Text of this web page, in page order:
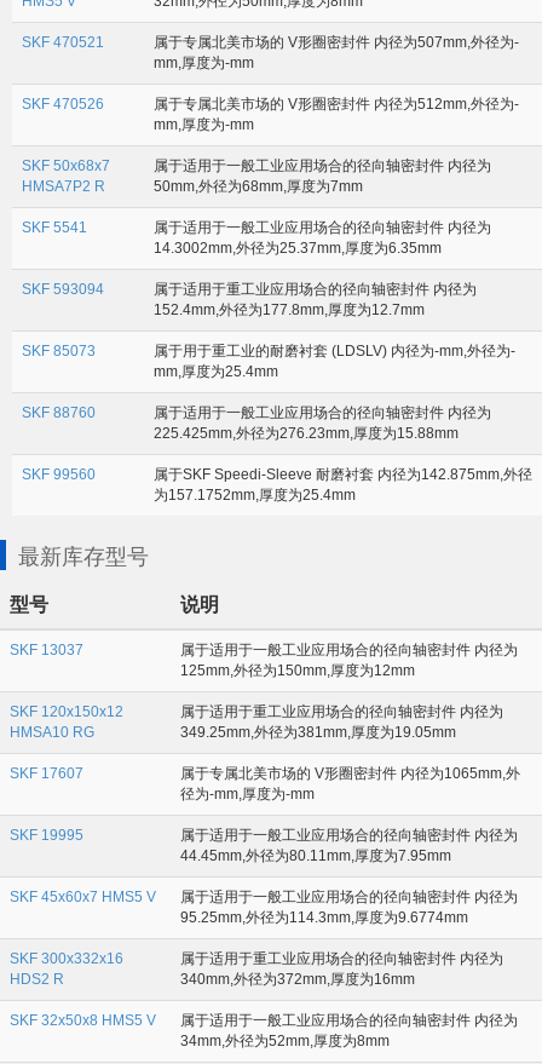
SKF 470521
属于专属北美市场的 V形圈密封件 内径为507mm,外径为-
mm,厚度为-mm
SKF 470526
属于专属北美市场的 V形圈密封件 内径为512mm,外径为-
mm,厚度为-mm
SKF 50x68x7
HMSA7P2 R
属于适用于一般工业应用场合的径向轴密封件 内径为
50mm,外径为68mm,厚度为7mm
SKF 5541
属于适用于一般工业应用场合的径向轴密封件 内径为
14.3002mm,外径为25.37mm,厚度为6.35mm
SKF 593094
属于适用于重工业应用场合的径向轴密封件 内径为
152.4mm,外径为177.8mm,厚度为12.7mm
SKF 85073
属于用于重工业的耐磨衬套 (LDSLV) 内径为-mm,外径为-
mm,厚度为25.4mm
SKF 88760
属于适用于一般工业应用场合的径向轴密封件 内径为
225.425mm,外径为276.23mm,厚度为15.88mm
SKF 99560
属于SKF Speedi-Sleeve 耐磨衬套 内径为142.875mm,外径
为157.1752mm,厚度为25.4mm
最新库存型号
型号 说明
SKF 13037
属于适用于一般工业应用场合的径向轴密封件 内径为
125mm,外径为150mm,厚度为12mm
SKF 120x150x12
HMSA10 RG
属于适用于重工业应用场合的径向轴密封件 内径为
349.25mm,外径为381mm,厚度为19.05mm
SKF 17607
属于专属北美市场的 V形圈密封件 内径为1065mm,外
径为-mm,厚度为-mm
SKF 19995
属于适用于一般工业应用场合的径向轴密封件 内径为
44.45mm,外径为80.11mm,厚度为7.95mm
SKF 45x60x7 HMS5 V
属于适用于一般工业应用场合的径向轴密封件 内径为
95.25mm,外径为114.3mm,厚度为9.6774mm
SKF 300x332x16
HDS2 R
属于适用于重工业应用场合的径向轴密封件 内径为
340mm,外径为372mm,厚度为16mm
SKF 32x50x8 HMS5 V
属于适用于一般工业应用场合的径向轴密封件 内径为
34mm,外径为52mm,厚度为8mm